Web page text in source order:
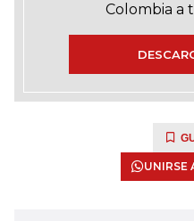
Colombia a
UNIRSE